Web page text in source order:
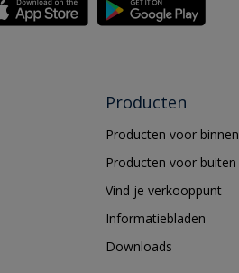
Producten
Producten voor binnen
Producten voor buiten
Vind je verkooppunt
Informatiebladen
Downloads